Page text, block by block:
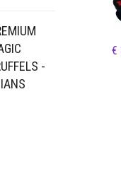
-
€